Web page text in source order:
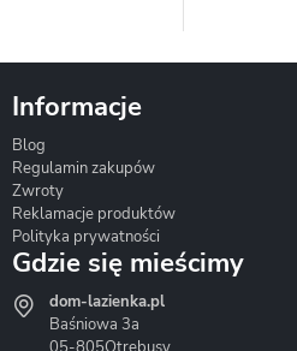
Hydrostop
Informacje
Blog
Regulamin zakupów
Zwroty
Reklamacje produktów
Polityka prywatności
Gdzie się mieścimy
dom-lazienka.pl
Baśniowa 3a